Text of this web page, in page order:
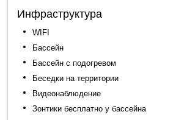
Инфраструктура
WIFI
Бассейн
Бассейн с подогревом
Беседки на территории
Видеонаблюдение
Зонтики бесплатно у бассейна